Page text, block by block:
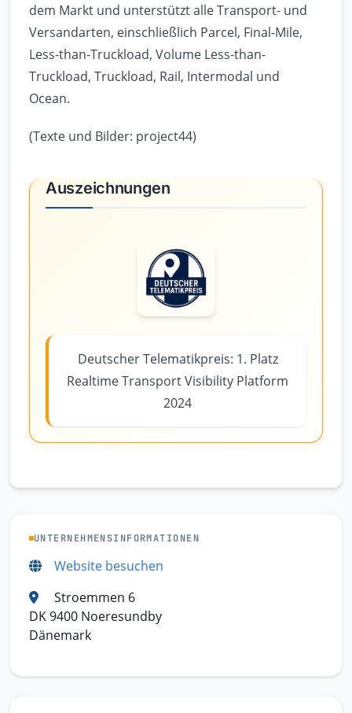
dem Markt und unterstützt alle Transport- und
Versandarten, einschließlich Parcel, Final-Mile,
Less-than-Truckload, Volume Less-than-
Truckload, Truckload, Rail, Intermodal und
Ocean.
(Texte und Bilder: project44)
Auszeichnungen
Deutscher Telematikpreis: 1. Platz
Realtime Transport Visibility Platform
2024
UNTERNEHMENSINFORMATIONEN
Website besuchen
Stroemmen 6
DK 9400 Noeresundby
Dänemark